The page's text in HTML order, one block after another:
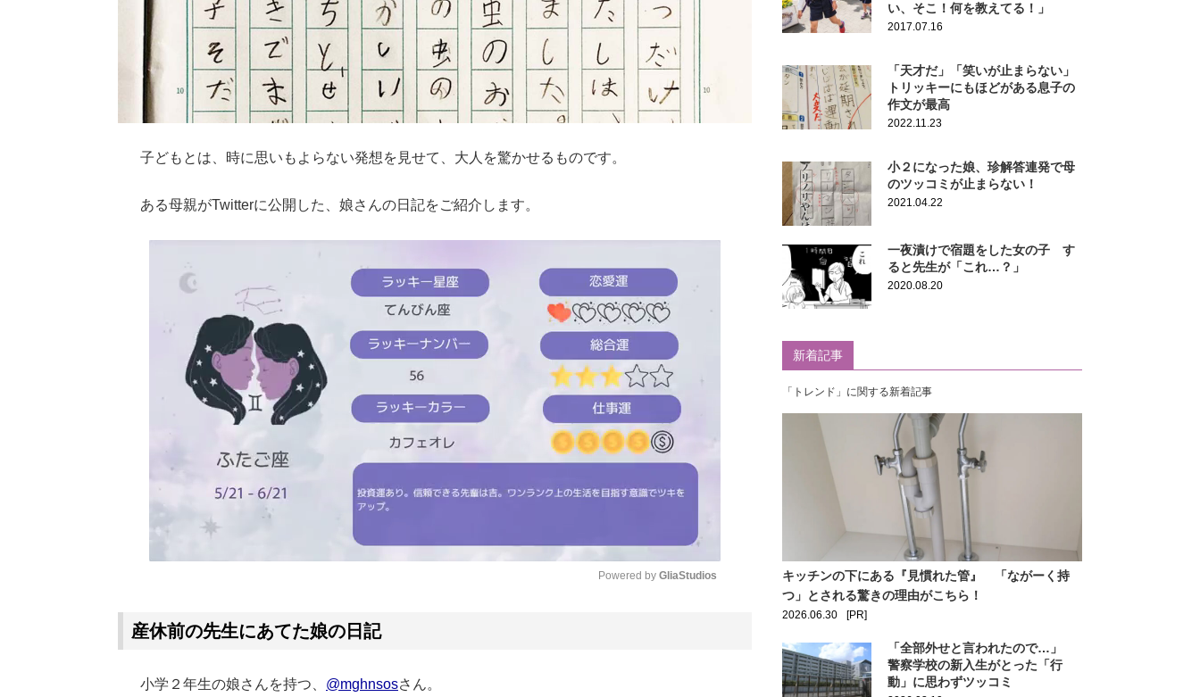
子どもとは、時に思いもよらない発想を見せて、大人を驚かせるものです。
ある母親がTwitterに公開した、娘さんの日記をご紹介します。
Powered by GliaStudios
産休前の先生にあてた娘の日記
小学２年生の娘さんを持つ、 @mghnsosさん。
い、そこ！何を教えてる！」
2017.07.16
「天才だ」「笑いが止まらない」
トリッキーにもほどがある息子の
作文が最高
2022.11.23
小２になった娘、珍解答連発で母
のツッコミが止まらない！
2021.04.22
一夜漬けで宿題をした女の子 す
ると先生が「これ…？」
2020.08.20
新着記事
「トレンド」に関する新着記事
キッチンの下にある『見慣れた管』 「ながーく持
つ」とされる驚きの理由がこちら！
2026.06.30 [PR]
「全部外せと言われたので…」
警察学校の新入生がとった「行
動」に思わずツッコミ